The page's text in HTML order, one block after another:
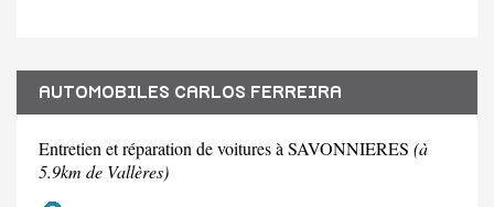
AUTOMOBILES CARLOS FERREIRA
Entretien et réparation de voitures à SAVONNIERES (à
5.9km de Vallères)